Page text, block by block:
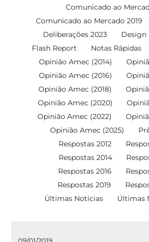
Comunicado ao
Comunicado ao Mercado 2019
Deliberações 2023
Design
Flash Report
Notas Rápidas
Opinião Amec (2014)
Opinião Amec (2016)
Opinião Amec (2018)
Opinião Amec (2020)
Opinião Amec (2022)
Opinião Amec (2025)
Respostas 2012
Respostas 2014
Respostas 2016
Respostas 2019
Últimas Noticias
Últimas